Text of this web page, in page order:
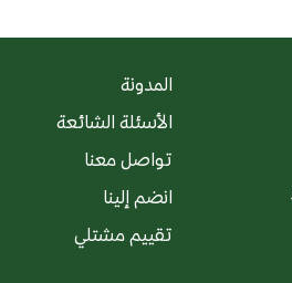
المدونة
الأسئلة الشائعة
تواصل معنا
انضم إلينا
تقييم مشتلي